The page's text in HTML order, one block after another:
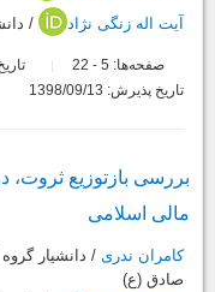
آیت اله زنگی نژاد
/
صفحه‌ها: 5
-
تاریخ
تاریخ پذیرش: 1398/09/13
بررسی بازتوزیع
مالی اسلامی
کامران ندری / دانشیار
صادق (ع)